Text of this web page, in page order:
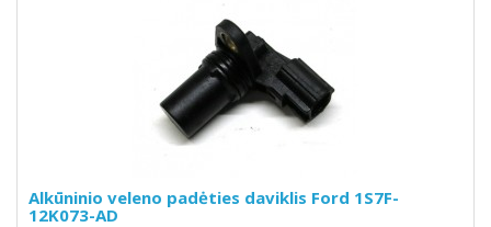
Alkūninio veleno padėties daviklis Ford 1S7F-
12K073-AD